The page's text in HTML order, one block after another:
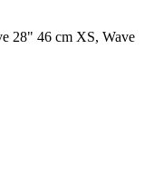
28" 46 cm XS, Wave